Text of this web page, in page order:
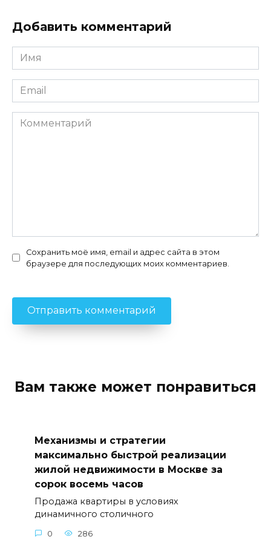
Добавить комментарий
Имя
*
Email
*
Комментарий
Сохранить моё имя, email и адрес сайта в этом
браузере для последующих моих комментариев.
Вам также может понравиться
Механизмы и стратегии
максимально быстрой реализации
жилой недвижимости в Москве за
сорок восемь часов
Продажа квартиры в условиях
динамичного столичного
0 286